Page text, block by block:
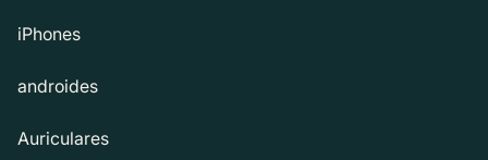
iPhones
androides
Auriculares